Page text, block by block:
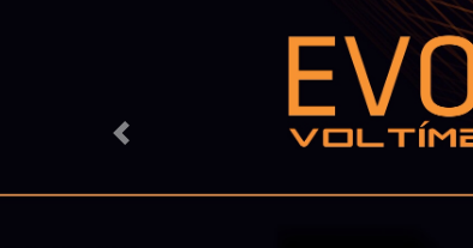
Anterior